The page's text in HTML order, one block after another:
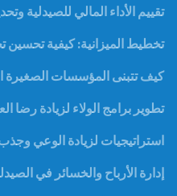
تقييم الأداء المالي للصيدلية
تخطيط الميزانية: كيفية تحسين
كيف تتبنى المؤسسات الصغيرة
تطوير برامج الولاء لزيادة رضا
استراتيجيات لزيادة الوعي وجذب
إدارة الأرباح والخسائر في